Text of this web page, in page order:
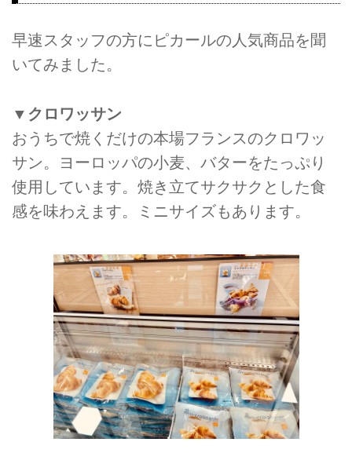
早速スタッフの方にピカールの人気商品を聞
いてみました。
▼クロワッサン
おうちで焼くだけの本場フランスのクロワッ
サン。ヨーロッパの小麦、バターをたっぷり
使用しています。焼き立てサクサクとした食
感を味わえます。ミニサイズもあります。